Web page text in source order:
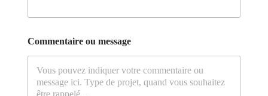
r
e
l
e
c
t
Commentaire ou message